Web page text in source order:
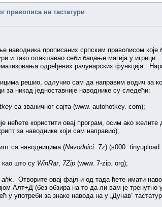
правописа на тастатури
прописаних српским правописом
и тако олакшавао себи бацање магија у игрици.
одређених рачунарских функција.
решио, одлучио сам да направим водич за
никад једноставније наводнике су следећи:
са званичног сајта (www. autohotkey. com);
нећете користити овај програм, осим ако
за наводнике који сам направио);
са наводницима (Navodnici. 7z) (s000.
као што су WinRar, 7Zip (www. 7-zip. org);
ahk . Отворите овај фајл и од тада ћете имати
Алт+Д (без обзира на то да ли вам је
у употреби за знаке навода на у „Дунав”